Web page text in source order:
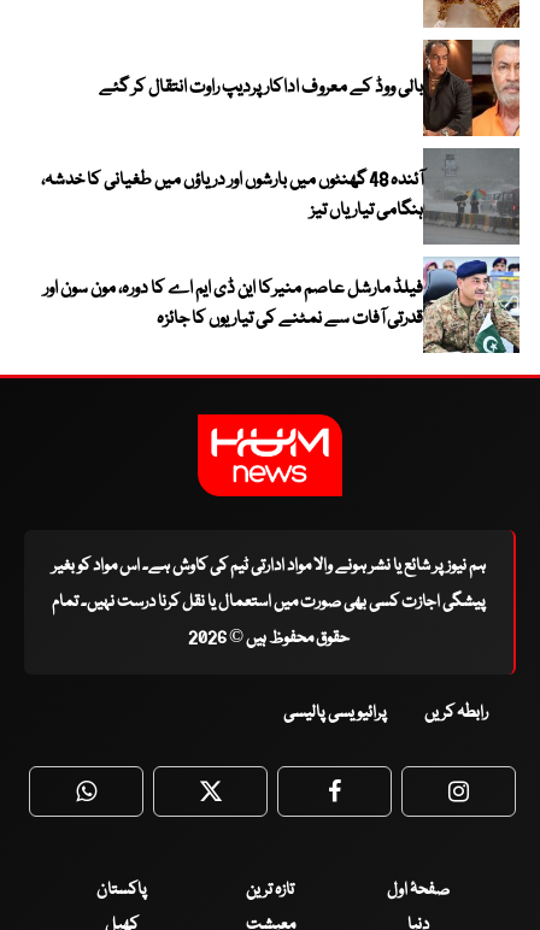
بالی ووڈ کے معروف اداکار پردیپ راوت انتقال کر گئے
آئندہ 48 گھنٹوں میں بارشوں اور دریاؤں میں طغیانی کا خدشہ،
ہنگامی تیاریاں تیز
فیلڈ مارشل عاصم منیرکا این ڈی ایم اے کا دورہ، مون سون اور
قدرتی آفات سے نمٹنے کی تیاریوں کا جائزہ
ہم نیوز پر شائع یا نشر ہونے والا مواد ادارتی ٹیم کی کاوش ہے۔ اس مواد کو بغیر
پیشگی اجازت کسی بھی صورت میں استعمال یا نقل کرنا درست نہیں۔ تمام
حقوق محفوظ ہیں © 2026
رابطہ کریں پرائیویسی پالیسی
WhatsApp Twitter Facebook
صفحۂ اول تازہ ترین
پاکستان